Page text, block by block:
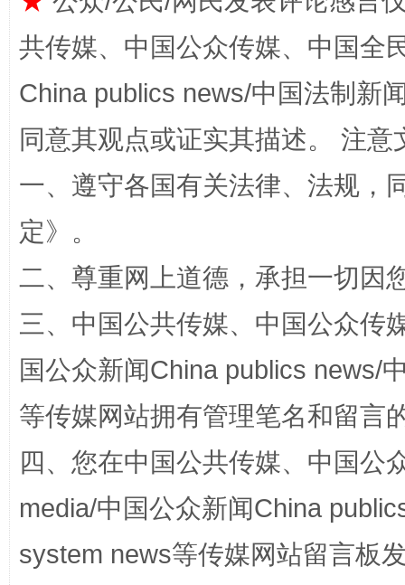
共传媒、中国公众传媒、中国全
China publics news/中国法制新
同意其观点或证实其描述。 注
一、遵守各国有关法律、法规，
定》。
二、尊重网上道德，承担一切因
三、中国公共传媒、中国公众传
国公众新闻China publics news/
等传媒网站拥有管理笔名和留言
四、您在中国公共传媒、中国公
media/中国公众新闻China
system news等传媒网站留言板